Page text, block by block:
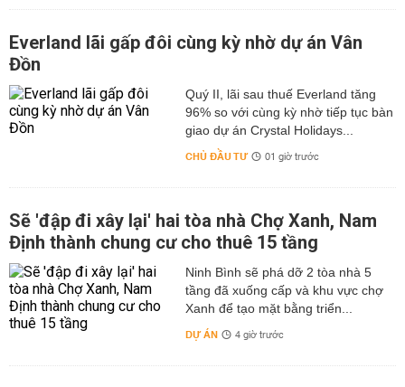
Everland lãi gấp đôi cùng kỳ nhờ dự án Vân
Đồn
Quý II, lãi sau thuế Everland tăng
96% so với cùng kỳ nhờ tiếp tục bàn
giao dự án Crystal Holidays...
CHỦ ĐẦU TƯ 01 giờ trước
Sẽ 'đập đi xây lại' hai tòa nhà Chợ Xanh, Nam
Định thành chung cư cho thuê 15 tầng
Ninh Bình sẽ phá dỡ 2 tòa nhà 5
tầng đã xuống cấp và khu vực chợ
Xanh để tạo mặt bằng triển...
DỰ ÁN 4 giờ trước